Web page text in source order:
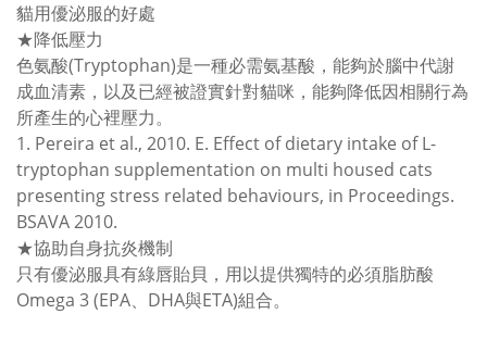
貓用優泌服的好處
★降低壓力
色氨酸(Tryptophan)是一種必需氨基酸，能夠於腦中代謝
成血清素，以及已經被證實針對貓咪，能夠降低因相關行為
所產生的心裡壓力。
1. Pereira et al., 2010. E. Effect of dietary intake of L-
tryptophan supplementation on multi housed cats
presenting stress related behaviours, in Proceedings.
BSAVA 2010.
★協助自身抗炎機制
只有優泌服具有綠唇貽貝，用以提供獨特的必須脂肪酸
Omega 3 (EPA、DHA與ETA)組合。